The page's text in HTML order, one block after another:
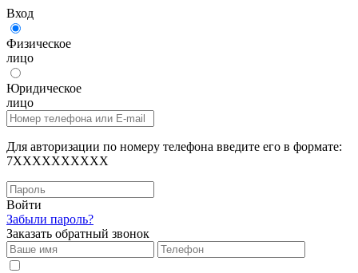
Вход
Физическое
лицо
Юридическое
лицо
Для авторизации по номеру телефона введите его в формате:
7XXXXXXXXXX
Войти
Забыли пароль?
Заказать обратный звонок